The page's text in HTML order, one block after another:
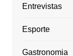
Entrevistas
Esporte
Gastronomia